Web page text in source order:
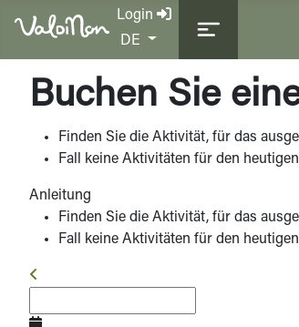
Login
Sprache auswählen
DE
Buchen Sie
Finden Sie die Aktivität, für das
Fall keine Aktivitäten für den
Anleitung
Finden Sie die Aktivität, für das
Fall keine Aktivitäten für den